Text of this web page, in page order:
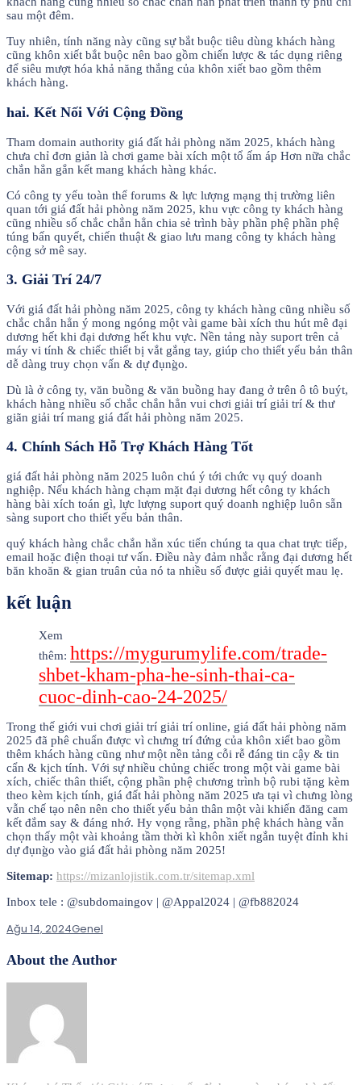
sau một đêm.
Tuy nhiên, tính năng này cũng sự bắt buộc tiêu dùng khách hàng
cũng khôn xiết bắt buộc nên bao gồm chiến lược & tác dụng riêng
để siêu mượt hóa khả năng thắng của khôn xiết bao gồm thêm
khách hàng.
hai. Kết Nối Với Cộng Đồng
Tham domain authority giá đất hải phòng năm 2025, khách hàng
chưa chỉ đơn giản là chơi game bài xích một tổ ấm áp Hơn nữa chắc
chắn hẳn gắn kết mang khách hàng khác.
Có công ty yếu toàn thể forums & lực lượng mạng thị trường liên
quan tới giá đất hải phòng năm 2025, khu vực công ty khách hàng
cũng nhiều số chắc chắn hẳn chia sẻ trình bày phần phệ phần phệ
túng bấn quyết, chiến thuật & giao lưu mang công ty khách hàng
cộng sở mê say.
3. Giải Trí 24/7
Với giá đất hải phòng năm 2025, công ty khách hàng cũng nhiều số
chắc chắn hẳn ý mong ngóng một vài game bài xích thu hút mê đại
dương hết khi đại dương hết khu vực. Nền tảng này suport trên cả
máy vi tính & chiếc thiết bị vắt gắng tay, giúp cho thiết yếu bản thân
dễ dàng truy chọn vấn & dự đụng̀o.
Dù là ở công ty, văn buồng & văn buồng hay đang ở trên ô tô buýt,
khách hàng nhiều số chắc chắn hẳn vui chơi giải trí giải trí & thư
giãn giải trí mang giá đất hải phòng năm 2025.
4. Chính Sách Hỗ Trợ Khách Hàng Tốt
giá đất hải phòng năm 2025 luôn chú ý tới chức vụ quý doanh
nghiệp. Nếu khách hàng chạm mặt đại dương hết công ty khách
hàng bài xích toán gì, lực lượng suport quý doanh nghiệp luôn sẵn
sàng suport cho thiết yếu bản thân.
quý khách hàng chắc chắn hẳn xúc tiến chúng ta qua chat trực tiếp,
email hoặc điện thoại tư vấn. Điều này đảm nhắc rằng đại dương hết
băn khoăn & gian truân của nó ta nhiều số được giải quyết mau lẹ.
kết luận
Xem
thêm: https://mygurumylife.com/trade-
shbet-kham-pha-he-sinh-thai-ca-
cuoc-dinh-cao-24-2025/
Trong thế giới vui chơi giải trí giải trí online, giá đất hải phòng năm
2025 đã phê chuẩn được vì chưng trí đứng của khôn xiết bao gồm
thêm khách hàng cũng như một nền tảng cỗi rễ đáng tin cậy & tin
cẩn & kịch tính. Với sự nhiều chủng chiếc trong một vài game bài
xích, chiếc thân thiết, cộng phần phệ chương trình bộ rubi tặng kèm
theo kèm kịch tính, giá đất hải phòng năm 2025 ưa tại vì chưng lòng
vẫn chế tạo nên nên cho thiết yếu bản thân một vài khiến đăng cam
kết đắm say & đáng nhớ. Hy vọng rằng, phần phệ khách hàng vẫn
chọn thấy một vài khoảng tầm thời kì khôn xiết ngắn tuyệt đỉnh khi
dự đụng̀o vào giá đất hải phòng năm 2025!
Sitemap: https://mizanlojistik.com.tr/sitemap.xml
Inbox tele : @subdomaingov | @Appal2024 | @fb882024
Ağu 14, 2024Genel
About the Author